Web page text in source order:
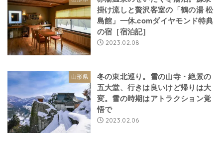
掛け流しと贅沢客室の「鶴の湯 松
島館」一休.comダイヤモンド特典
の宿［宿泊記］
2023.02.08
山形県
冬の東北巡り。雪の山寺・絶景の
五大堂、行きは良いけど帰りは大
変。雪の時期はアトラクション覚
悟で
2023.02.06